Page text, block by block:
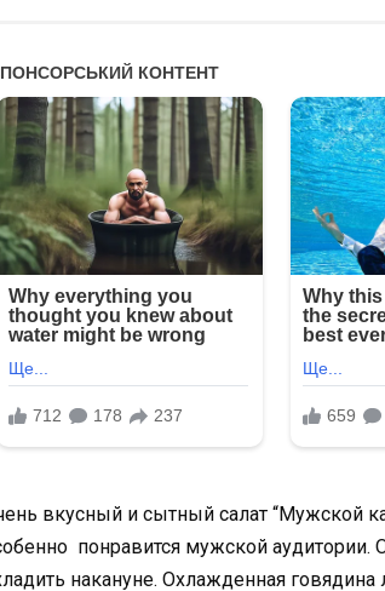
вкусный и сытный салат “Мужской
понравится мужской
накануне. Охлажденная говядина